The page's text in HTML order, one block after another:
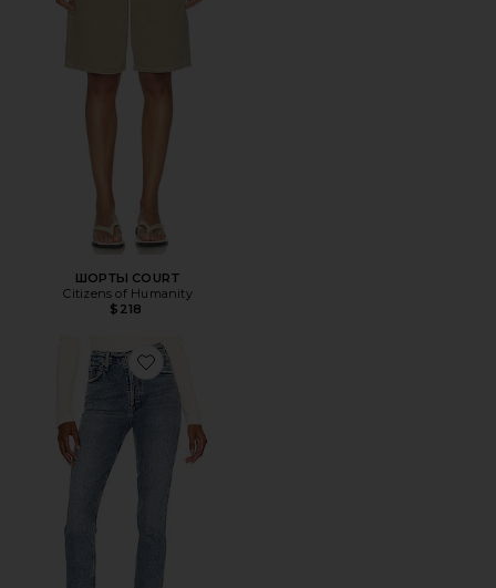
ШОРТЫ COURT
Citizens of Humanity
$218
Favorite ДЖИНСЫ CHARLOTTE